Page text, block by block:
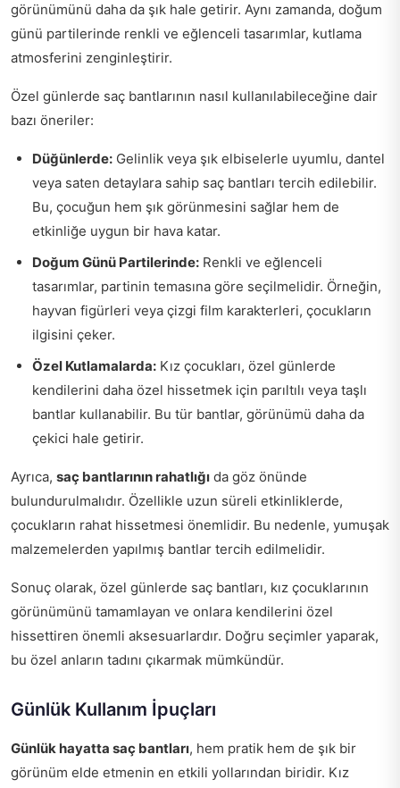
görünümünü daha da şık hale getirir. Aynı zamanda, doğum
günü partilerinde renkli ve eğlenceli tasarımlar, kutlama
atmosferini zenginleştirir.
Özel günlerde saç bantlarının nasıl kullanılabileceğine dair
bazı öneriler:
Düğünlerde: Gelinlik veya şık elbiselerle uyumlu, dantel
veya saten detaylara sahip saç bantları tercih edilebilir.
Bu, çocuğun hem şık görünmesini sağlar hem de
etkinliğe uygun bir hava katar.
Doğum Günü Partilerinde: Renkli ve eğlenceli
tasarımlar, partinin temasına göre seçilmelidir. Örneğin,
hayvan figürleri veya çizgi film karakterleri, çocukların
ilgisini çeker.
Özel Kutlamalarda: Kız çocukları, özel günlerde
kendilerini daha özel hissetmek için parıltılı veya taşlı
bantlar kullanabilir. Bu tür bantlar, görünümü daha da
çekici hale getirir.
Ayrıca, saç bantlarının rahatlığı da göz önünde
bulundurulmalıdır. Özellikle uzun süreli etkinliklerde,
çocukların rahat hissetmesi önemlidir. Bu nedenle, yumuşak
malzemelerden yapılmış bantlar tercih edilmelidir.
Sonuç olarak, özel günlerde saç bantları, kız çocuklarının
görünümünü tamamlayan ve onlara kendilerini özel
hissettiren önemli aksesuarlardır. Doğru seçimler yaparak,
bu özel anların tadını çıkarmak mümkündür.
Günlük Kullanım İpuçları
Günlük hayatta saç bantları, hem pratik hem de şık bir
görünüm elde etmenin en etkili yollarından biridir. Kız